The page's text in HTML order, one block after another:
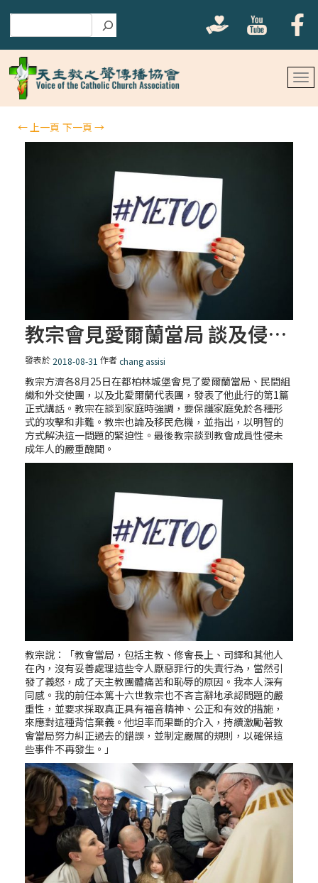
←上一頁 下一頁→
教宗會見愛爾蘭當局 談及侵犯的創傷、家庭、移民、基督信仰的價值
發表於 2018-08-31 作者chang assisi
教宗方濟各8月25日在都柏林城堡會見了愛爾蘭當局、民間組
織和外交使團，以及北愛爾蘭代表團，發表了他此行的第1篇
正式講話。教宗在談到家庭時強調，要保護家庭免於各種形
式的攻擊和非難。教宗也論及移民危機，並指出，以明智的
方式解決這一問題的緊迫性。最後教宗談到教會成員性侵未
成年人的嚴重醜聞。
教宗說：「教會當局，包括主教、修會長上、司鐸和其他人
在內，沒有妥善處理這些令人厭惡罪行的失責行為，當然引
發了義怒，成了天主教團體痛苦和恥辱的原因。我本人深有
同感。我的前任本篤十六世教宗也不吝言辭地承認問題的嚴
重性，並要求採取真正具有福音精神、公正和有效的措施，
來應對這種背信棄義。他坦率而果斷的介入，持續激勵著教
會當局努力糾正過去的錯誤，並制定嚴厲的規則，以確保這
些事件不再發生。」